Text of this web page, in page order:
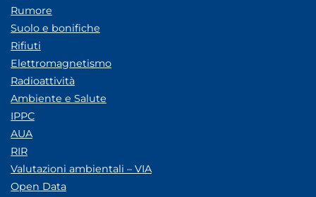
Rumore
Suolo e bonifiche
Rifiuti
Elettromagnetismo
Radioattività
Ambiente e Salute
IPPC
AUA
RIR
Valutazioni ambientali – VIA
Open Data